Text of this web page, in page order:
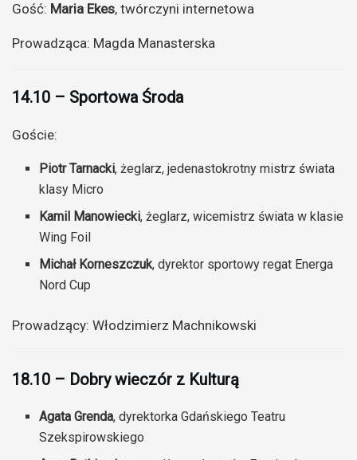
Gość: Maria Ekes, twórczyni internetowa
Prowadząca: Magda Manasterska
14.10 – Sportowa Środa
Goście:
Piotr Tarnacki, żeglarz, jedenastokrotny mistrz świata
klasy Micro
Kamil Manowiecki, żeglarz, wicemistrz świata w klasie
Wing Foil
Michał Korneszczuk, dyrektor sportowy regat Energa
Nord Cup
Prowadzący: Włodzimierz Machnikowski
18.10 – Dobry wieczór z Kulturą
Agata Grenda, dyrektorka Gdańskiego Teatru
Szekspirowskiego